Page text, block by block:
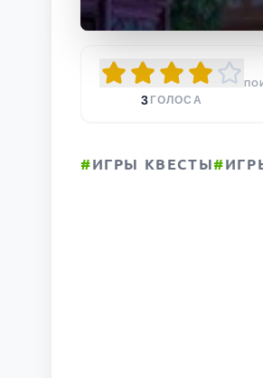
3 ГОЛОСА
#ИГРЫ КВЕСТЫ#